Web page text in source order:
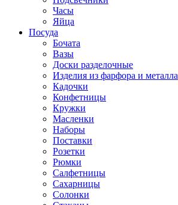
Часы
Яйца
Посуда
Бочата
Вазы
Доски разделочные
Изделия из фарфора и металла
Кадочки
Конфетницы
Кружки
Масленки
Наборы
Поставки
Розетки
Рюмки
Салфетницы
Сахарницы
Солонки